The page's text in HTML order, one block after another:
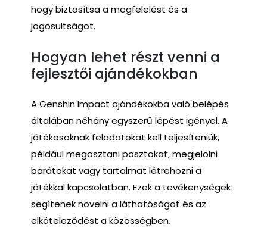
hogy biztosítsa a megfelelést és a
jogosultságot.
Hogyan lehet részt venni a
fejlesztői ajándékokban
A Genshin Impact ajándékokba való belépés
általában néhány egyszerű lépést igényel. A
játékosoknak feladatokat kell teljesíteniük,
például megosztani posztokat, megjelölni
barátokat vagy tartalmat létrehozni a
játékkal kapcsolatban. Ezek a tevékenységek
segítenek növelni a láthatóságot és az
elköteleződést a közösségben.